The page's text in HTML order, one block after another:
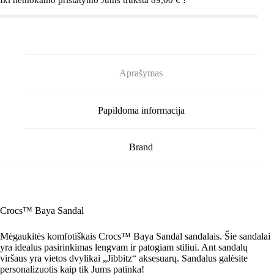
Aprašymas
Papildoma informacija
Brand
Crocs™ Baya Sandal
Mėgaukitės komfotiškais Crocs™ Baya Sandal sandalais. Šie sandalai
yra idealus pasirinkimas lengvam ir patogiam stiliui. Ant sandalų
viršaus yra vietos dvylikai „Jibbitz“ aksesuarų. Sandalus galėsite
personalizuotis kaip tik Jums patinka!